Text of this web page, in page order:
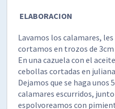
ELABORACION
Lavamos los calamares,
cortamos en trozos de
En una cazuela con el
cebollas cortadas en
Dejamos que se haga unos
calamares escurridos,
espolvoreamos con